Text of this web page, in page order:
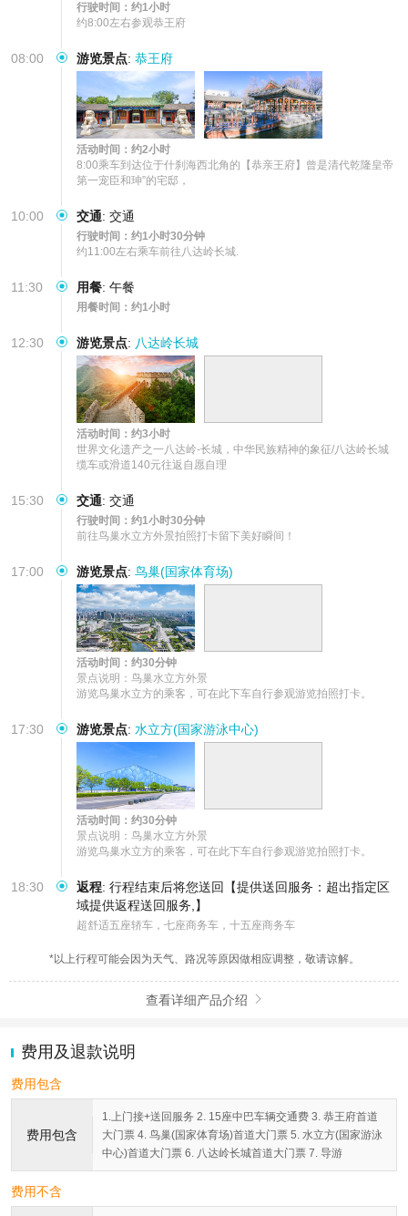
行驶时间：约1小时
约8:00左右参观恭王府
08:00 游览景点: 恭王府
活动时间：约2小时
8:00乘车到达位于什刹海西北角的【恭亲王府】曾是清代乾隆皇帝
第一宠臣和珅”的宅邸，
10:00 交通: 交通
行驶时间：约1小时30分钟
约11:00左右乘车前往八达岭长城.
11:30 用餐: 午餐
用餐时间：约1小时
12:30 游览景点: 八达岭长城
活动时间：约3小时
世界文化遗产之一八达岭-长城，中华民族精神的象征/八达岭长城
缆车或滑道140元往返自愿自理
15:30 交通: 交通
行驶时间：约1小时30分钟
前往鸟巢水立方外景拍照打卡留下美好瞬间！
17:00 游览景点: 鸟巢(国家体育场)
活动时间：约30分钟
景点说明：鸟巢水立方外景
游览鸟巢水立方的乘客，可在此下车自行参观游览拍照打卡。
17:30 游览景点: 水立方(国家游泳中心)
活动时间：约30分钟
景点说明：鸟巢水立方外景
游览鸟巢水立方的乘客，可在此下车自行参观游览拍照打卡。
18:30 返程: 行程结束后将您送回【提供送回服务：超出指定区
域提供返程送回服务,】
超舒适五座轿车，七座商务车，十五座商务车
*以上行程可能会因为天气、路况等原因做相应调整，敬请谅解。
查看详细产品介绍 
费用及退款说明
费用包含
费用包含
1.上门接+送回服务 2. 15座中巴车辆交通费 3. 恭王府首道
大门票 4. 鸟巢(国家体育场)首道大门票 5. 水立方(国家游泳
中心)首道大门票 6. 八达岭长城首道大门票 7. 导游
费用不含